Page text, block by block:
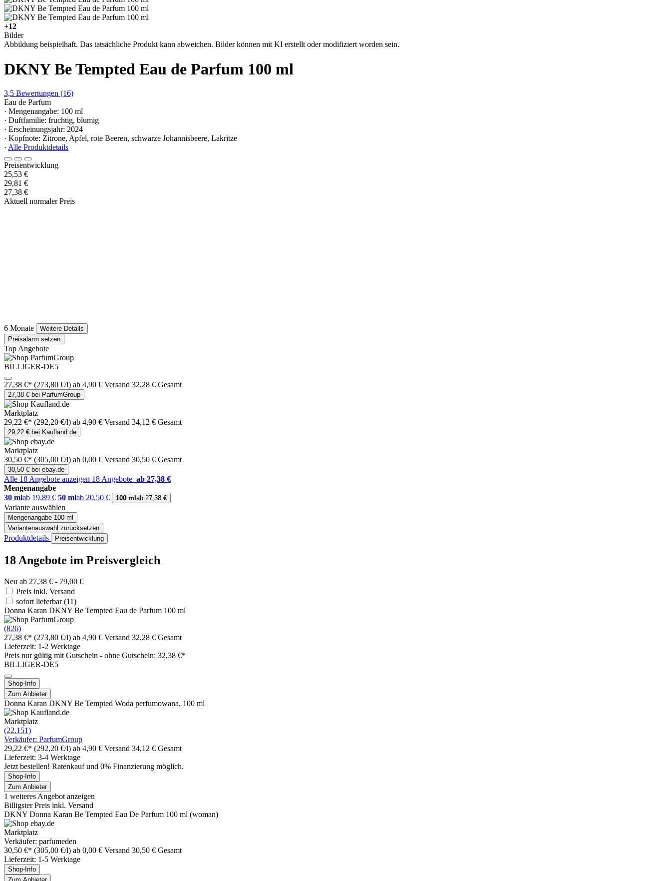
+12
Bilder
Abbildung beispielhaft. Das tatsächliche Produkt kann abweichen. Bilder können mit KI erstellt oder modifiziert worden sein.
DKNY Be Tempted Eau de Parfum 100 ml
3,5 Bewertungen (16)
Eau de Parfum
· Mengenangabe: 100 ml
· Duftfamilie: fruchtig, blumig
· Erscheinungsjahr: 2024
· Kopfnote: Zitrone, Apfel, rote Beeren, schwarze Johannisbeere, Lakritze
· Alle Produktdetails
Preisentwicklung
25,53 €
29,81 €
27,38 €
Aktuell normaler Preis
6 Monate
Weitere Details
Preisalarm setzen
Top Angebote
BILLIGER-DE5
27,38 €* (273,80 €/l) ab 4,90 € Versand 32,28 € Gesamt
27,38 € bei ParfumGroup
Marktplatz
29,22 €* (292,20 €/l) ab 4,90 € Versand 34,12 € Gesamt
29,22 € bei Kaufland.de
Marktplatz
30,50 €* (305,00 €/l) ab 0,00 € Versand 30,50 € Gesamt
30,50 € bei ebay.de
Alle 18 Angebote anzeigen 18 Angebote ab 27,38 €
Mengenangabe
30 mlab 19,89 € 50 mlab 20,50 € 100 ml ab 27,38 €
Variante auswählen
Mengenangabe 100 ml
Variantenauswahl zurücksetzen
Produktdetails Preisentwicklung
18 Angebote im Preisvergleich
Neu ab 27,38 € - 79,00 €
Preis inkl. Versand
sofort lieferbar(11)
Donna Karan DKNY Be Tempted Eau de Parfum 100 ml
(826)
27,38 €* (273,80 €/l) ab 4,90 € Versand 32,28 € Gesamt
Lieferzeit: 1-2 Werktage
Preis nur gültig mit Gutschein - ohne Gutschein: 32,38 €*
BILLIGER-DE5
Shop-Info
Zum Anbieter
Donna Karan DKNY Be Tempted Woda perfumowana, 100 ml
Marktplatz
(22.151)
Verkäufer: ParfumGroup
29,22 €* (292,20 €/l) ab 4,90 € Versand 34,12 € Gesamt
Lieferzeit: 3-4 Werktage
Jetzt bestellen! Ratenkauf und 0% Finanzierung möglich.
Shop-Info
Zum Anbieter
1 weiteres Angebot anzeigen
Billigster Preis inkl. Versand
DKNY Donna Karan Be Tempted Eau De Parfum 100 ml (woman)
Marktplatz
Verkäufer: parfumeden
30,50 €* (305,00 €/l) ab 0,00 € Versand 30,50 € Gesamt
Lieferzeit: 1-5 Werktage
Shop-Info